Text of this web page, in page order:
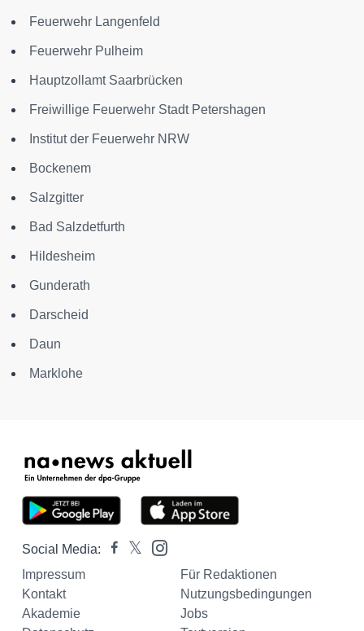
Feuerwehr Langenfeld
Feuerwehr Pulheim
Hauptzollamt Saarbrücken
Freiwillige Feuerwehr Stadt Petershagen
Institut der Feuerwehr NRW
Bockenem
Salzgitter
Bad Salzdetfurth
Hildesheim
Gunderath
Darscheid
Daun
Marklohe
Social Media:
Impressum
Für Redaktionen
Kontakt
Nutzungsbedingungen
Akademie
Jobs